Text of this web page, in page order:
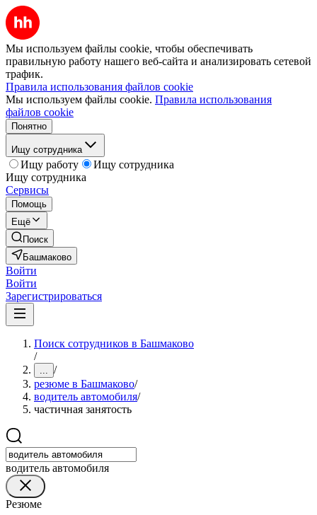
Мы используем файлы cookie, чтобы обеспечивать
правильную работу нашего веб-сайта и анализировать сетевой
трафик.
Правила использования файлов cookie
Мы используем файлы cookie. Правила использования
файлов cookie
Понятно
Ищу сотрудника
Ищу работу
Ищу сотрудника
Ищу сотрудника
Сервисы
Помощь
Ещё
Поиск
Башмаково
Войти
Войти
Зарегистрироваться
Поиск сотрудников в Башмаково
/
... /
резюме в Башмаково/
водитель автомобиля/
частичная занятость
водитель автомобиля
Резюме